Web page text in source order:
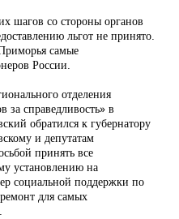
шагов со стороны органов
льгот не принято.
самые
России.
отделения
за справедливость» в
обратился к губернатору
и депутатам
принять все
установлению на
социальной поддержки по
для самых